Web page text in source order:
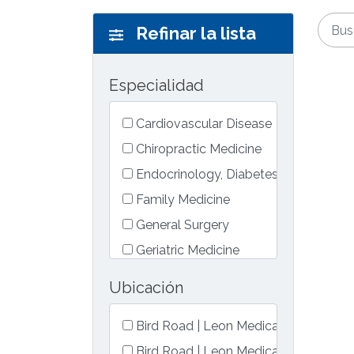
Refinar la lista
Especialidad
Select one or more
Cardiovascular Disease
Chiropractic Medicine
Endocrinology, Diabetes &
Family Medicine
General Surgery
Geriatric Medicine
Interventional Cardiology
Medical Oncology
Ubicación
Select one or more
Bird Road | Leon Medical Centers